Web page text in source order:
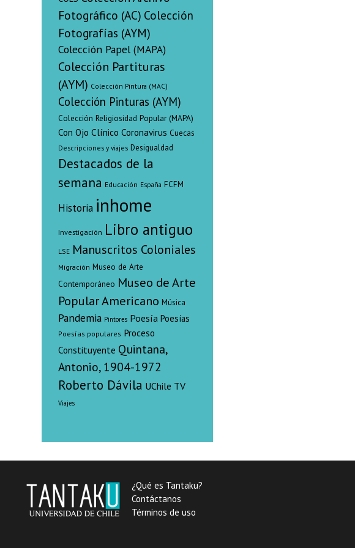
Fotográfico (AC) Colección
Fotografías (AYM)
Colección Papel (MAPA)
Colección Partituras
(AYM) Colección Pintura (MAC)
Colección Pinturas (AYM)
Colección Religiosidad Popular (MAPA)
Con Ojo Clínico Coronavirus Cuecas
Descripciones y viajes Desigualdad
Destacados de la
semana Educación España FCFM
Historia inhome
Investigación Libro antiguo
LSE Manuscritos Coloniales
Migración Museo de Arte
Contemporáneo Museo de Arte
Popular Americano Música
Pandemia Pintores Poesía Poesías
Poesías populares Proceso
Constituyente Quintana,
Antonio, 1904-1972
Roberto Dávila UChile TV
Viajes
¿Qué es Tantaku?
Contáctanos
Términos de uso